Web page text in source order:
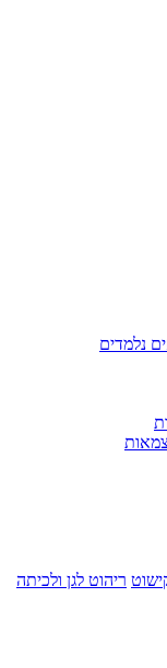
נלמדים
ריהוט לגן ולכיתה